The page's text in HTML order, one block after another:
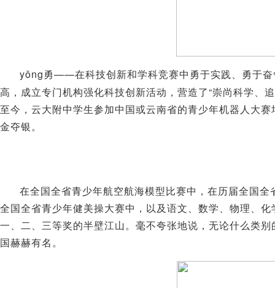
yǒng 勇——在科技创新和学科竞赛中勇于实践、勇于
高，成立专门机构强化科技创新活动，营造了“崇尚科学、
至今，云大附中学生参加中国或云南省的青少年机器人大
金夺银。
在全国全省青少年航空航海模型比赛中，在历届全国
全国全省青少年健美操大赛中，以及语文、数学、物理、
一、二、三等奖的半壁江山。毫不夸张地说，无论什么类
国赫赫有名。